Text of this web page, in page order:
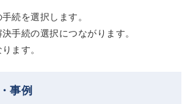
続を選択します。
手続の選択につながります。
ます。
事例